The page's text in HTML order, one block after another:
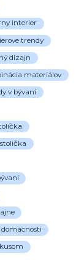
interier
trendy
dizajn
materiálov
v bývaní
domácnosti